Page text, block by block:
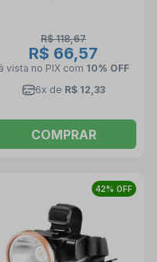
R$ 118,67
R$ 66,57
à vista no PIX com 10% OFF
6x de R$ 12,33
COMPRAR
42% OFF